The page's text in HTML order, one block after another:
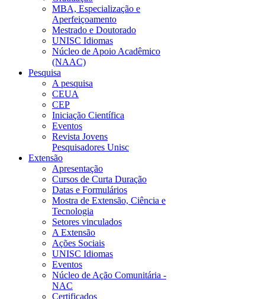
MBA, Especialização e
Aperfeiçoamento
Mestrado e Doutorado
UNISC Idiomas
Núcleo de Apoio Acadêmico
(NAAC)
Pesquisa
A pesquisa
CEUA
CEP
Iniciação Científica
Eventos
Revista Jovens
Pesquisadores Unisc
Extensão
Apresentação
Cursos de Curta Duração
Datas e Formulários
Mostra de Extensão, Ciência e
Tecnologia
Setores vinculados
A Extensão
Ações Sociais
UNISC Idiomas
Eventos
Núcleo de Ação Comunitária -
NAC
Certificados